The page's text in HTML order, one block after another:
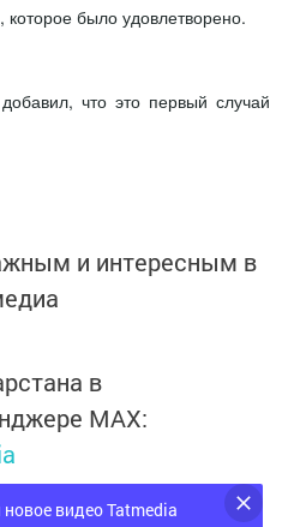
которое было удовлетворено.
что это первый случай
и интересным в
в
MАХ:
и интересным
видео Tatmedia